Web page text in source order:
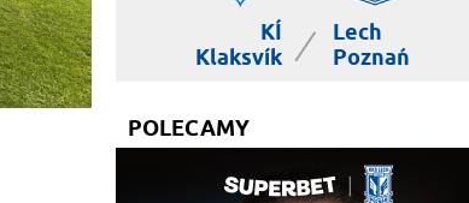
KÍ
Klaksvík
|
Lech
Poznań
POLECAMY